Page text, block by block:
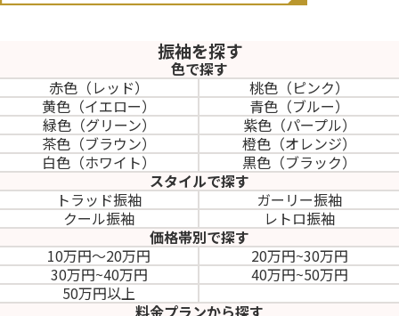
振袖を探す
色で探す
赤色（レッド）
桃色（ピンク）
黄色（イエロー）
青色（ブルー）
緑色（グリーン）
紫色（パープル）
茶色（ブラウン）
橙色（オレンジ）
白色（ホワイト）
黒色（ブラック）
スタイルで探す
トラッド振袖
ガーリー振袖
クール振袖
レトロ振袖
価格帯別で探す
10万円～20万円
20万円~30万円
30万円~40万円
40万円~50万円
50万円以上
料金プランから探す